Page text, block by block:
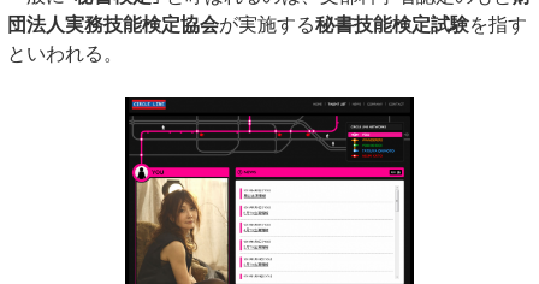
団法人実務技能検定協会が実施する秘書技能検定試験を指す
といわれる。